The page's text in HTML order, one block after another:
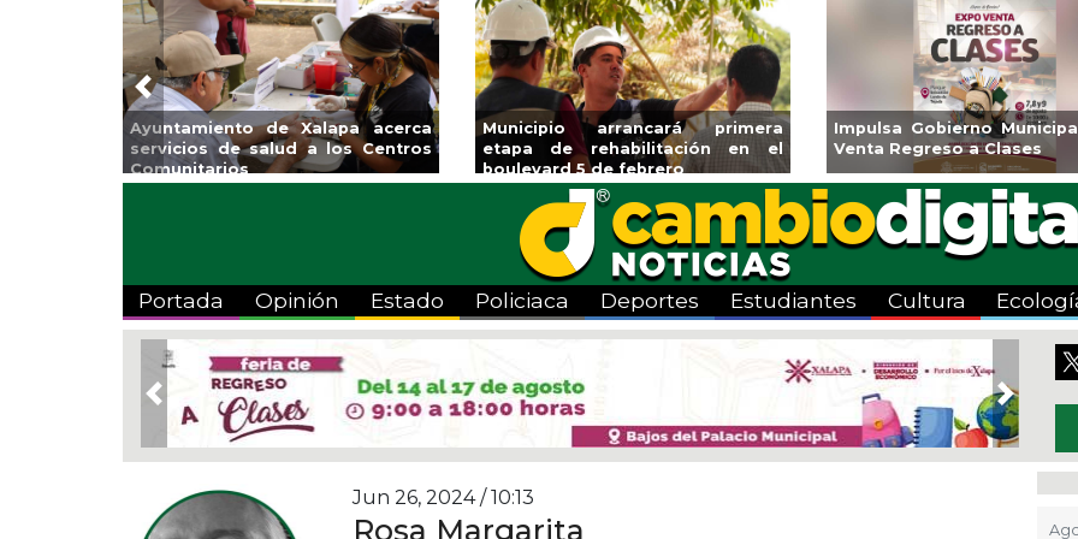
Ayuntamiento de Xalapa acerca
servicios de salud a los Centros
Comunitarios
Municipio arrancará primera
etapa de rehabilitación en el
boulevard 5 de febrero
Impulsa Gobierno Municipal
Venta Regreso a Clases
Previous
Portada Opinión Estado Policiaca Deportes Estudiantes Cultura
Previous Next
Jun 26, 2024 / 10:13
Rosa Margarita